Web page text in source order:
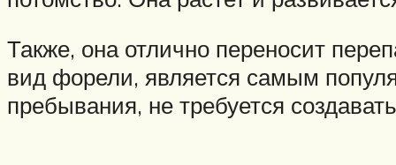
Также, она отлично переносит
вид форели, является самым
пребывания, не требуется